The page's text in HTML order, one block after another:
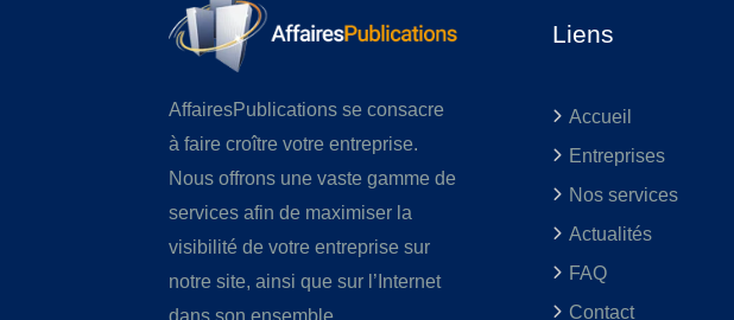
AffairesPublications se consacre
à faire croître votre entreprise.
Nous offrons une vaste gamme de
services afin de maximiser la
visibilité de votre entreprise sur
notre site, ainsi que sur l’Internet
Liens
Accueil
Entreprises
Nos services
Actualités
FAQ
Contact